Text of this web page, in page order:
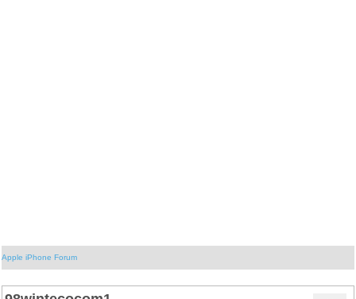
Apple iPhone Forum